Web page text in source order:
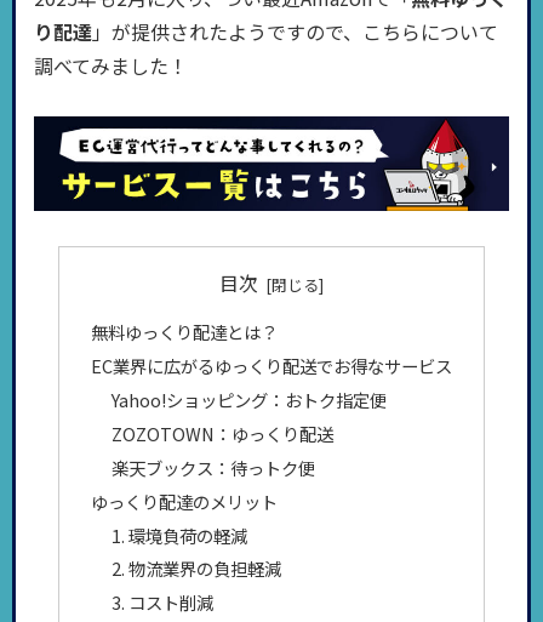
り配達」が提供されたようですので、こちらについて
調べてみました！
目次
無料ゆっくり配達とは？
EC業界に広がるゆっくり配送でお得なサービス
Yahoo!ショッピング：おトク指定便
ZOZOTOWN：ゆっくり配送
楽天ブックス：待っトク便
ゆっくり配達のメリット
1. 環境負荷の軽減
2. 物流業界の負担軽減
3. コスト削減